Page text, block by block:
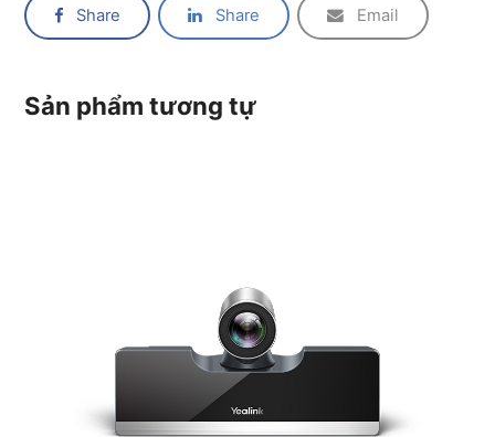
Share Share Email
Sản phẩm tương tự